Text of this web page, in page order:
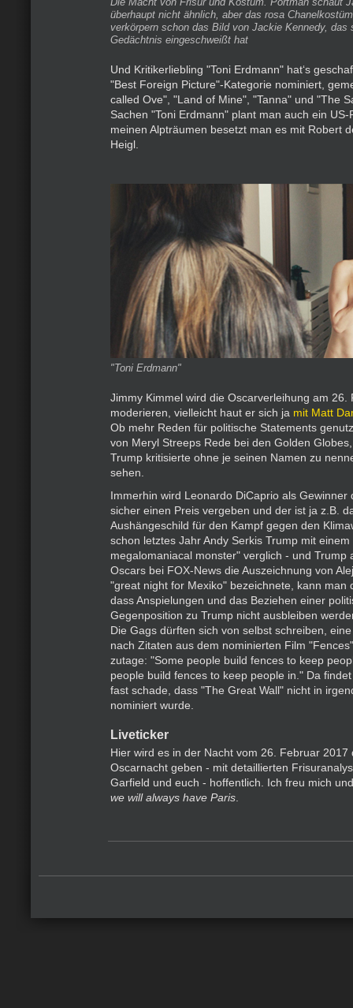
überhaupt nicht ähnlich, aber das rosa
verkörpern schon das Bild von Jackie Kennedy, das
Gedächtnis eingeschweißt hat
Und Kritikerliebling "Toni Erdmann" hat‘s
"Best Foreign Picture"-Kategorie nominiert,
called Ove", "Land of Mine", "Tanna" und "The
Sachen "Toni Erdmann" plant man auch ein
meinen Alpträumen besetzt man es mit Robert
Heigl.
"Toni Erdmann"
Jimmy Kimmel wird die Oscarverleihung am 26.
moderieren, vielleicht haut er sich ja mit Matt
Ob mehr Reden für politische Statements
von Meryl Streeps Rede bei den Golden
Trump kritisierte ohne je seinen Namen zu
sehen.
Immerhin wird Leonardo DiCaprio als Gewinner
sicher einen Preis vergeben und der ist ja z.B.
Aushängeschild für den Kampf gegen den
schon letztes Jahr Andy Serkis Trump mit
megalomaniacal monster" verglich - und Trump
Oscars bei FOX-News die Auszeichnung von
"great night for Mexiko" bezeichnete, kann man
dass Anspielungen und das Beziehen einer
Gegenposition zu Trump nicht ausbleiben
Die Gags dürften sich von selbst schreiben,
nach Zitaten aus dem nominierten Film
zutage: "Some people build fences to keep
people build fences to keep people in." Da
fast schade, dass "The Great Wall" nicht in
nominiert wurde.
Liveticker
Hier wird es in der Nacht vom 26. Februar 2017
Oscarnacht geben - mit detaillierten
Garfield und euch - hoffentlich. Ich freu mich
we will always have Paris